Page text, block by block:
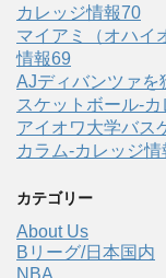
カレッジ情報70
マイアミ（オハイ
情報69
AJディバンツァを
スケットボール-
アイオワ大学バス
カラム-カレッジ情
カテゴリー
About Us
Bリーグ/日本国内
NBA